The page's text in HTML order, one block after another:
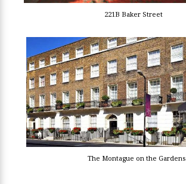
221B Baker Street
The Montague on the Gardens